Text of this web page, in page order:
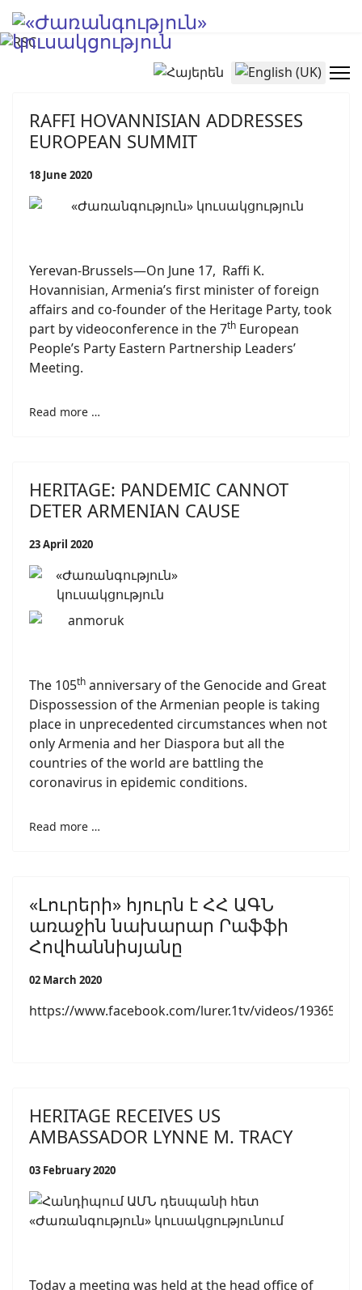
Select your language
RAFFI HOVANNISIAN ADDRESSES
EUROPEAN SUMMIT
18 June 2020
Yerevan-Brussels—On June 17, Raffi K.
Hovannisian, Armenia’s first minister of foreign
affairs and co-founder of the Heritage Party, took
part by videoconference in the 7th European
People’s Party Eastern Partnership Leaders’
Meeting.
Read more …
HERITAGE: PANDEMIC CANNOT
DETER ARMENIAN CAUSE
23 April 2020
The 105th anniversary of the Genocide and Great
Dispossession of the Armenian people is taking
place in unprecedented circumstances when not
only Armenia and her Diaspora but all the
countries of the world are battling the
coronavirus in epidemic conditions.
Read more …
«Լուրերի» հյուրն է ՀՀ ԱԳՆ
առաջին նախարար Րաֆֆի
Հովհաննիսյանը
02 March 2020
https://www.facebook.com/lurer.1tv/videos/
HERITAGE RECEIVES US
AMBASSADOR LYNNE M. TRACY
03 February 2020
Today a meeting was held at the head office of